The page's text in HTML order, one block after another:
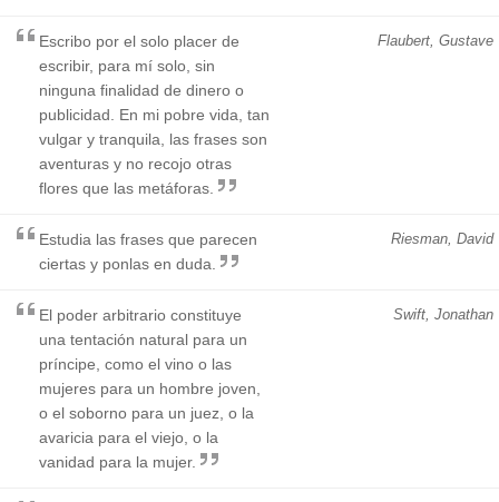
Flaubert, Gustave
Escribo por el solo placer de
escribir, para mí solo, sin
ninguna finalidad de dinero o
publicidad. En mi pobre vida, tan
vulgar y tranquila, las frases son
aventuras y no recojo otras
flores que las metáforas.
Riesman, David
Estudia las frases que parecen
ciertas y ponlas en duda.
Swift, Jonathan
El poder arbitrario constituye
una tentación natural para un
príncipe, como el vino o las
mujeres para un hombre joven,
o el soborno para un juez, o la
avaricia para el viejo, o la
vanidad para la mujer.